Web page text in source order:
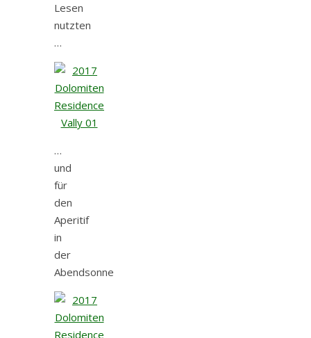
Lesen
nutzten
…
…
und
für
den
Aperitif
in
der
Abendsonne